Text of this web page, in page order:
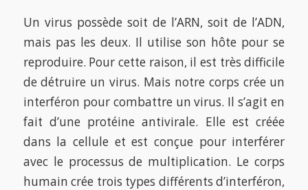
Un virus possède soit de l’ARN, soit de l’ADN,
mais pas les deux. Il utilise son hôte pour se
reproduire. Pour cette raison, il est très difficile
de détruire un virus. Mais notre corps crée un
interféron pour combattre un virus. Il s’agit en
fait d’une protéine antivirale. Elle est créée
dans la cellule et est conçue pour interférer
avec le processus de multiplication. Le corps
humain crée trois types différents d’interféron,